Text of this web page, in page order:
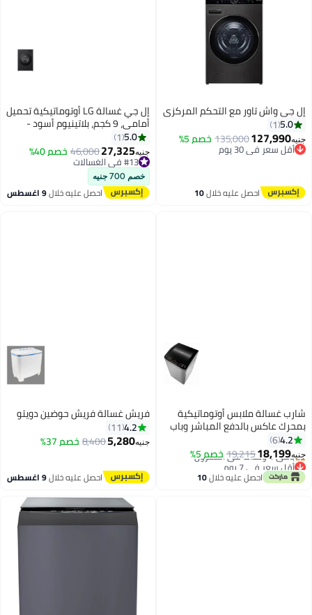
تاور مع التحكم المركزي
135,000 خصم 5%
في 30 يوم
في 30 يوم
احصل عليه خلال10
اغسطس
إل جي غسالة LG أوتوماتيكية تحميل
أمامي، 9 كجم، بلاتينيوم أسود -
F4Y2VYGYZ
27,325
46,000خصم 40%
احصل عليه خلال9 اغسطس
ملابس أوتوماتيكية
بالدفع المباشر وباب
هيدروليكي 11 kg ES-TD11GSSP
للصدأ
19,215خصم 5%
في 7 يوم
مجاني
احصل عليه خلال10
اغسطس
فريش غسالة فريش حوضين دويتو
4.2
5,280
8,400خصم 37%
احصل عليه خلال9 اغسطس